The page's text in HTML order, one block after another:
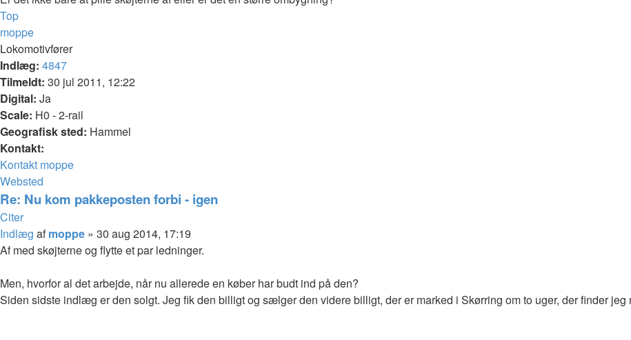
Top
moppe
Lokomotivfører
Indlæg: 4847
Tilmeldt: 30 jul 2011, 12:22
Digital: Ja
Scale: H0 - 2-rail
Geografisk sted: Hammel
Kontakt:
Kontakt moppe
Websted
Re: Nu kom pakkeposten forbi - igen
Citer
Indlæg afmoppe » 30 aug 2014, 17:19
Af med skøjterne og flytte et par ledninger.
Men, hvorfor al det arbejde, når nu allerede en køber har budt ind på den?
Siden sidste indlæg er den solgt. Jeg fik den billigt og sælger den videre billigt, der er marked i Skørring om to uger, der finder jeg